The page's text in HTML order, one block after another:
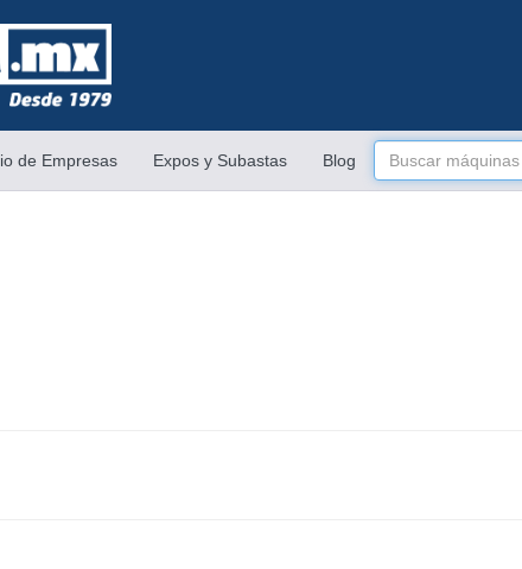
de Empresas Expos y Subastas Blog